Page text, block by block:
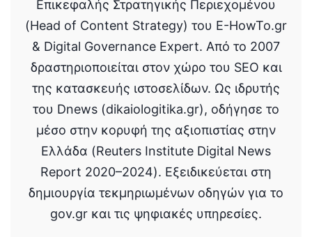
Επικεφαλής Στρατηγικής Περιεχομένου
(Head of Content Strategy) του E-HowTo.gr
& Digital Governance Expert. Από το 2007
δραστηριοποιείται στον χώρο του SEO και
της κατασκευής ιστοσελίδων. Ως ιδρυτής
του Dnews (dikaiologitika.gr), οδήγησε το
μέσο στην κορυφή της αξιοπιστίας στην
Ελλάδα (Reuters Institute Digital News
Report 2020–2024). Εξειδικεύεται στη
δημιουργία τεκμηριωμένων οδηγών για το
gov.gr και τις ψηφιακές υπηρεσίες.